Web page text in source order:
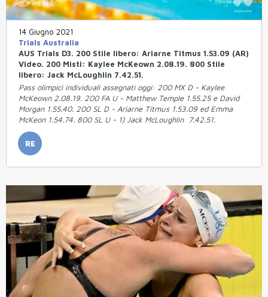
14 Giugno 2021
Trials Australia
AUS Trials D3. 200 Stile libero: Ariarne Titmus 1.53.09 (AR)
Video. 200 Misti: Kaylee McKeown 2.08.19. 800 Stile
libero: Jack McLoughlin 7.42.51.
Pass olimpici individuali assegnati oggi: 200 MX D - Kaylee
McKeown 2.08.19. 200 FA U - Matthew Temple 1.55.25 e David
Morgan 1.55.40. 200 SL D - Ariarne Titmus 1.53.09 ed Emma
McKeon 1.54.74. 800 SL U - 1) Jack McLoughlin 7.42.51.
RE